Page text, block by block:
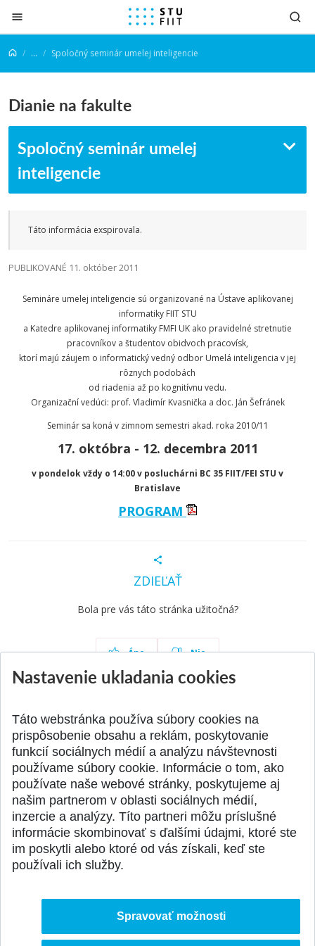
Prejsť na obsah
... Spoločný seminár umelej inteligencie
Dianie na fakulte
Spoločný seminár umelej
inteligencie
Táto informácia exspirovala.
PUBLIKOVANÉ 11. október 2011
Semináre umelej inteligencie sú organizované na Ústave aplikovanej
informatiky FIIT STU
a Katedre aplikovanej informatiky FMFI UK ako pravidelné stretnutie
pracovníkov a študentov obidvoch pracovísk,
ktorí majú záujem o informatický vedný odbor Umelá inteligencia v jej
rôznych podobách
od riadenia až po kognitívnu vedu.
Organizační vedúci: prof. Vladimír Kvasnička a doc. Ján Šefránek
Seminár sa koná v zimnom semestri akad. roka 2010/11
17. októbra - 12. decembra 2011
v pondelok vždy o 14:00 v posluchárni BC 35 FIIT/FEI STU v
Bratislave
PROGRAM
ZDIEĽAŤ
Bola pre vás táto stránka užitočná?
Áno Nie
Aktuality Všetky aktuality
SPÄŤ NA VRCH
Nastavenie ukladania cookies
Táto webstránka používa súbory cookies na
prispôsobenie obsahu a reklám, poskytovanie
funkcií sociálnych médií a analýzu návštevnosti
používame súbory cookie. Informácie o tom, ako
používate naše webové stránky, poskytujeme aj
našim partnerom v oblasti sociálnych médií,
inzercie a analýzy. Títo partneri môžu príslušné
informácie skombinovať s ďalšími údajmi, ktoré ste
im poskytli alebo ktoré od vás získali, keď ste
používali ich služby.
Spravovať možnosti